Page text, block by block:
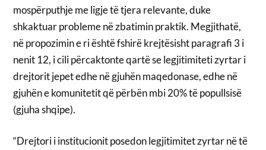
mospërputhje me ligje të tjera relevante, duke
shkaktuar probleme në zbatimin praktik. Megjithatë,
në propozimin e ri është fshirë krejtësisht paragrafi 3 i
nenit 12, i cili përcaktonte qartë se legjitimiteti zyrtar i
drejtorit jepet edhe në gjuhën maqedonase, edhe në
gjuhën e komunitetit që përbën mbi 20% të popullsisë
(gjuha shqipe).
“Drejtori i institucionit posedon legjitimitet zyrtar në të